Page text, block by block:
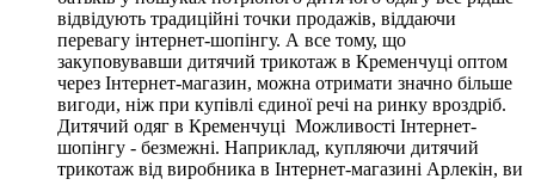
відвідують традиційні точки продажів, віддаючи
перевагу інтернет-шопінгу. А все тому, що
закуповувавши дитячий трикотаж в Кременчуці оптом
через Інтернет-магазин, можна отримати значно більше
вигоди, ніж при купівлі єдиної речі на ринку вроздріб.
Дитячий одяг в Кременчуці Можливості Інтернет-
шопінгу - безмежні. Наприклад, купляючи дитячий
трикотаж від виробника в Інтернет-магазині Арлекін, ви